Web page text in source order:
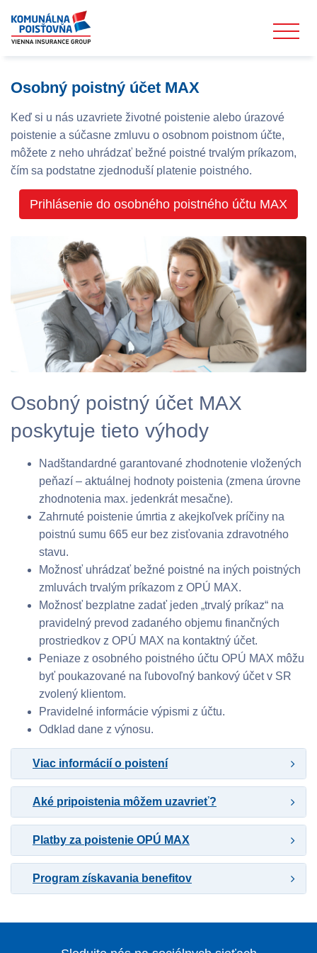
Osobný poistný účet MAX
Keď si u nás uzavriete životné poistenie alebo úrazové
poistenie a súčasne zmluvu o osobnom poistnom účte,
môžete z neho uhrádzať bežné poistné trvalým príkazom,
čím sa podstatne zjednoduší platenie poistného.
Prihlásenie do osobného poistného účtu MAX
Osobný poistný účet MAX
poskytuje tieto výhody
Nadštandardné garantované zhodnotenie vložených
peňazí – aktuálnej hodnoty poistenia (zmena úrovne
zhodnotenia max. jedenkrát mesačne).
Zahrnuté poistenie úmrtia z akejkoľvek príčiny na
poistnú sumu 665 eur bez zisťovania zdravotného
stavu.
Možnosť uhrádzať bežné poistné na iných poistných
zmluvách trvalým príkazom z OPÚ MAX.
Možnosť bezplatne zadať jeden „trvalý príkaz“ na
pravidelný prevod zadaného objemu finančných
prostriedkov z OPÚ MAX na kontaktný účet.
Peniaze z osobného poistného účtu OPÚ MAX môžu
byť poukazované na ľubovoľný bankový účet v SR
zvolený klientom.
Pravidelné informácie výpismi z účtu.
Odklad dane z výnosu.
Viac informácií o poistení
Aké pripoistenia môžem uzavrieť?
Platby za poistenie OPÚ MAX
Program získavania benefitov